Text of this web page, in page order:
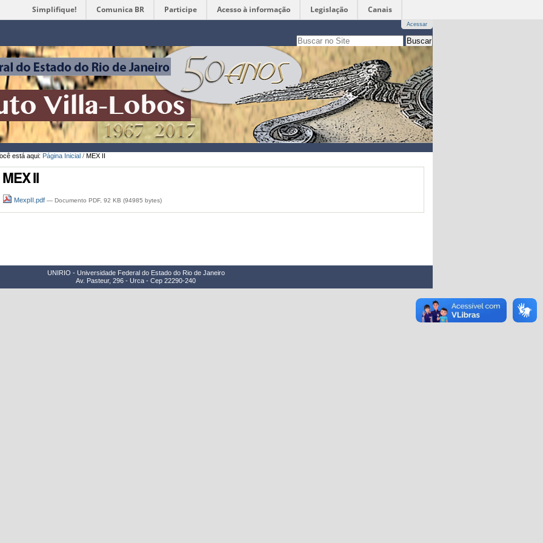
Simplifique! Comunica BR Participe Acesso à informação Legislação Canais
Acessar
Busca
apenas nesta seção
Busca
Avançada…
está aqui: Página Inicial / MEX II
MEX II
MexpII.pdf — Documento PDF, 92 KB (94985 bytes)
UNIRIO - Universidade Federal do Estado do Rio de Janeiro
Av. Pasteur, 296 - Urca - Cep 22290-240